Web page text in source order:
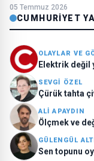
05 Temmuz 2026
CUMHURIYET
OLAYLAR VE
Elektrik değil
SEVGI ÖZEL
Çürük tahta
ALI APAYDIN
Ölçmek ve
GÜLENGÜL
Sen topunu